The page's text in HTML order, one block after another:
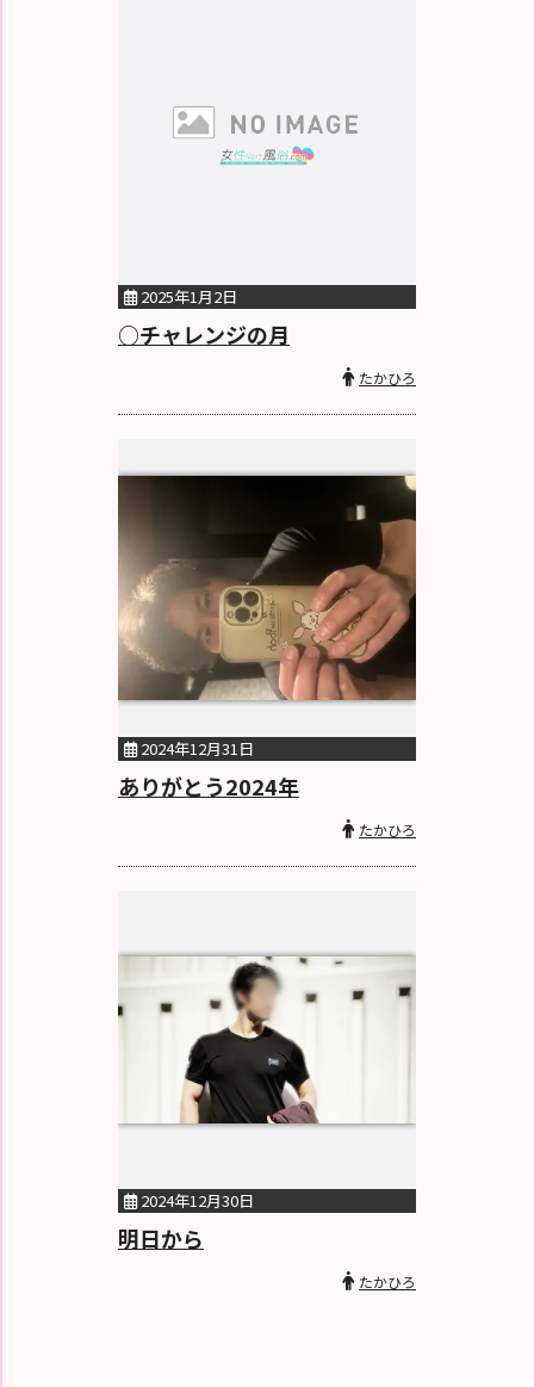
2025年1月2日
○チャレンジの月
たかひろ
2024年12月31日
ありがとう2024年
たかひろ
2024年12月30日
明日から
たかひろ